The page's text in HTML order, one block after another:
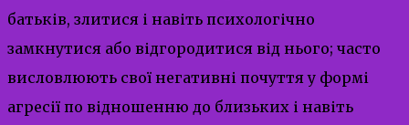
батьків, злитися і навіть психологічно
замкнутися або відгородитися від нього; часто
висловлюють свої негативні почуття у формі
агресії по відношенню до близьких і навіть